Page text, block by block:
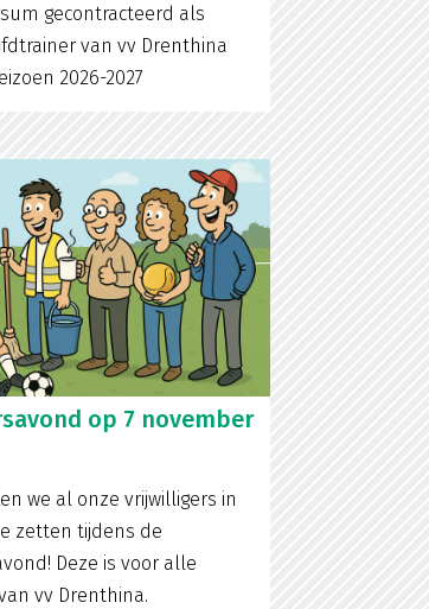
gecontracteerd als
van vv Drenthina
2026-2027
op 7 november
we al onze vrijwilligers in
zetten tijdens de
Deze is voor alle
vv Drenthina.